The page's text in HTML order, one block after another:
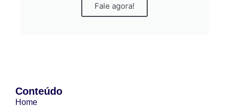
Fale agora!
Conteúdo
Home